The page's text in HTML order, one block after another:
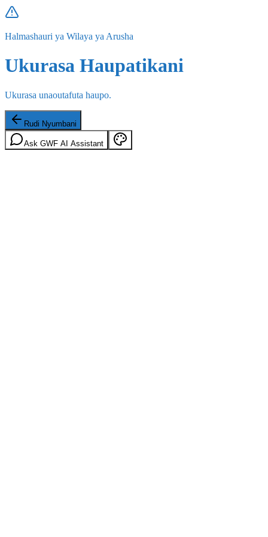
Halmashauri ya Wilaya ya Arusha
Ukurasa Haupatikani
Ukurasa unaoutafuta haupo.
Rudi Nyumbani
Ask GWF AI Assistant